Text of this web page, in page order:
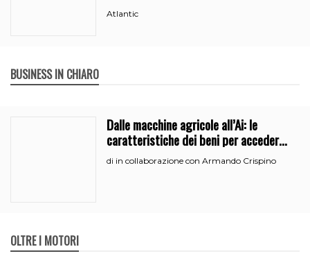
Atlantic
BUSINESS IN CHIARO
Dalle macchine agricole all’Ai: le
caratteristiche dei beni per accedere
all’iperammortamento
di in collaborazione con Armando Crispino
OLTRE I MOTORI